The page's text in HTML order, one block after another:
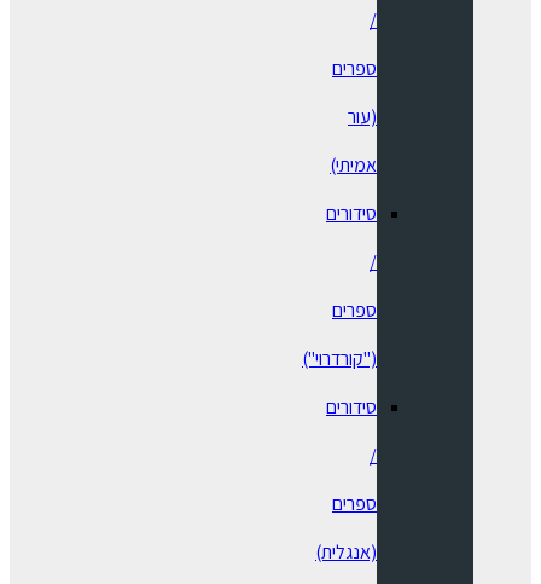
/
ספרים
(עור
אמיתי)
סידורים
/
ספרים
("קורדרוי")
סידורים
/
ספרים
(אנגלית)